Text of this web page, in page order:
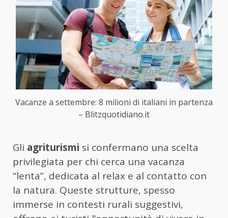
Vacanze a settembre: 8 milioni di italiani in partenza
– Blitzquotidiano.it
Gli agriturismi si confermano una scelta
privilegiata per chi cerca una vacanza
“lenta”, dedicata al relax e al contatto con
la natura. Queste strutture, spesso
immerse in contesti rurali suggestivi,